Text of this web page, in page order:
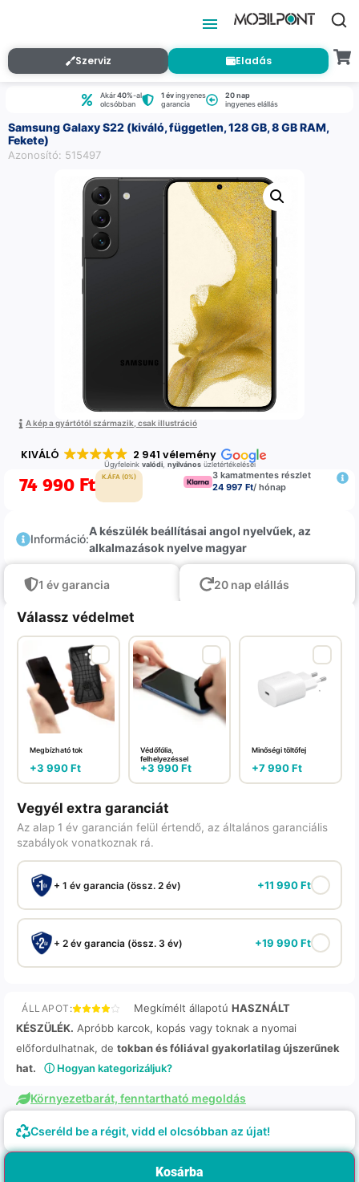
Szerviz Eladás
Akár40%-al
olcsóbban
1 évingyenes
garancia
20 nap
ingyenes elállás
Samsung Galaxy S22 (kiváló, független, 128 GB, 8 GB RAM,
Fekete)
Azonosító: 515497
A kép a gyártótól származik, csak illustráció
KIVÁLÓ 2 941 vélemény
Ügyfeleink valódi, nyilvánosüzletértékelései
74 990 Ft K.ÁFA (0%)
3 kamatmentes részlet
24 997 Ft/ hónap
Információ:
A készülék beállításai angol nyelvűek, az
alkalmazások nyelve magyar
1 év garancia 20 nap elállás
Válassz védelmet
Megbízható tok
+3 990Ft
Védőfólia,
felhelyezéssel
+3 990Ft
Minőségi töltőfej
+7 990Ft
Vegyél extra garanciát
Az alap 1 év garancián felül értendő, az általános garanciális
szabályok vonatkoznak rá.
+ 1 év garancia (össz. 2 év) +11 990Ft
+ 2 év garancia (össz. 3 év) +19 990Ft
ÁLLAPOT: Megkímélt állapotú HASZNÁLT
KÉSZÜLÉK. Apróbb karcok, kopás vagy toknak a nyomai
előfordulhatnak, de tokban és fóliával gyakorlatilag újszerűnek
hat.
ⓘ Hogyan kategorizáljuk?
Környezetbarát, fenntartható megoldás
Cseréld be a régit, vidd el olcsóbban az újat!
Kosárba